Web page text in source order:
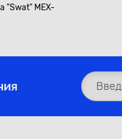
"Swat" MEX-